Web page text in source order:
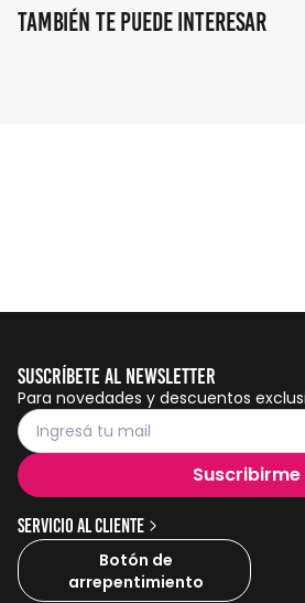
También te puede interesar
Suscríbete al Newsletter
Para novedades y descuentos
Suscribirme
Servicio al cliente
Botón de
arrepentimiento